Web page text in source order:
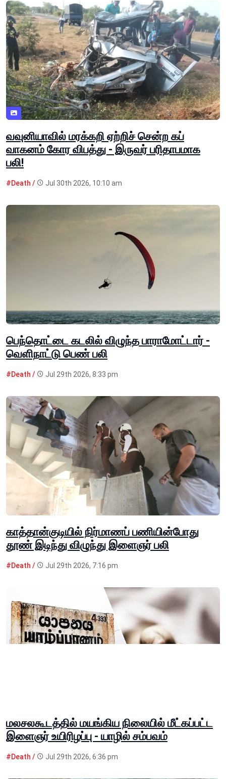
வவுனியாவில் மரக்கறி ஏற்றிச் சென்ற கப்
வாகனம் கோர விபத்து - இருவர் பரிதாபமாக
பலி!
#Death / Jul 30th 2026, 10:10 am
பெந்தொட்டை கடலில் விழுந்த பாராமோட்டார் -
வெளிநாட்டு பெண் பலி
#Death / Jul 29th 2026, 8:33 pm
காத்தான்குடியில் நிர்மாணப் பணியின்போது
தூண் இடிந்து விழுந்து இளைஞர் பலி
#Death / Jul 29th 2026, 7:16 pm
மலசலகூடத்தில் மயங்கிய நிலையில் மீட்கப்பட்ட
இளைஞர் உயிரிழப்பு - யாழில் சம்பவம்
#Death / Jul 29th 2026, 6:36 pm